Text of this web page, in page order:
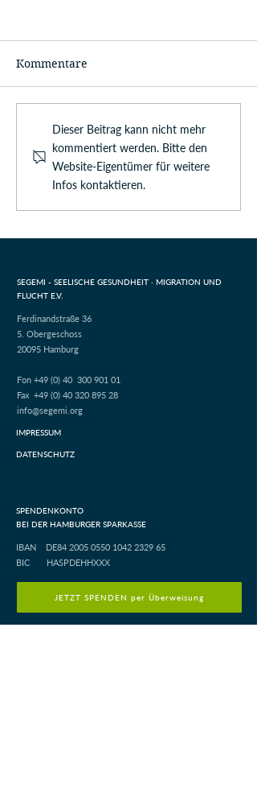
Kommentare
Dieser Beitrag kann nicht mehr
kommentiert werden. Bitte den
Website-Eigentümer für weitere
Infos kontaktieren.
SEGEMI - SEELISCHE GESUNDHEIT · MIGRATION UND
FLUCHT E.V.
Ferdinandstraße 36
5. Obergeschoss
20095 Hamburg
Fon +49 (0) 40 300 901 01
Fax +49 (0) 40 320 895 28
info@segemi.org
IMPRESSUM
DATENSCHUTZ
SPENDENKONTO
BEI DER HAMBURGER SPARKASSE
IBAN DE84 2005 0550 1042 2329 65
BIC HASPDEHHXXX
JETZT SPENDEN per Überweisung